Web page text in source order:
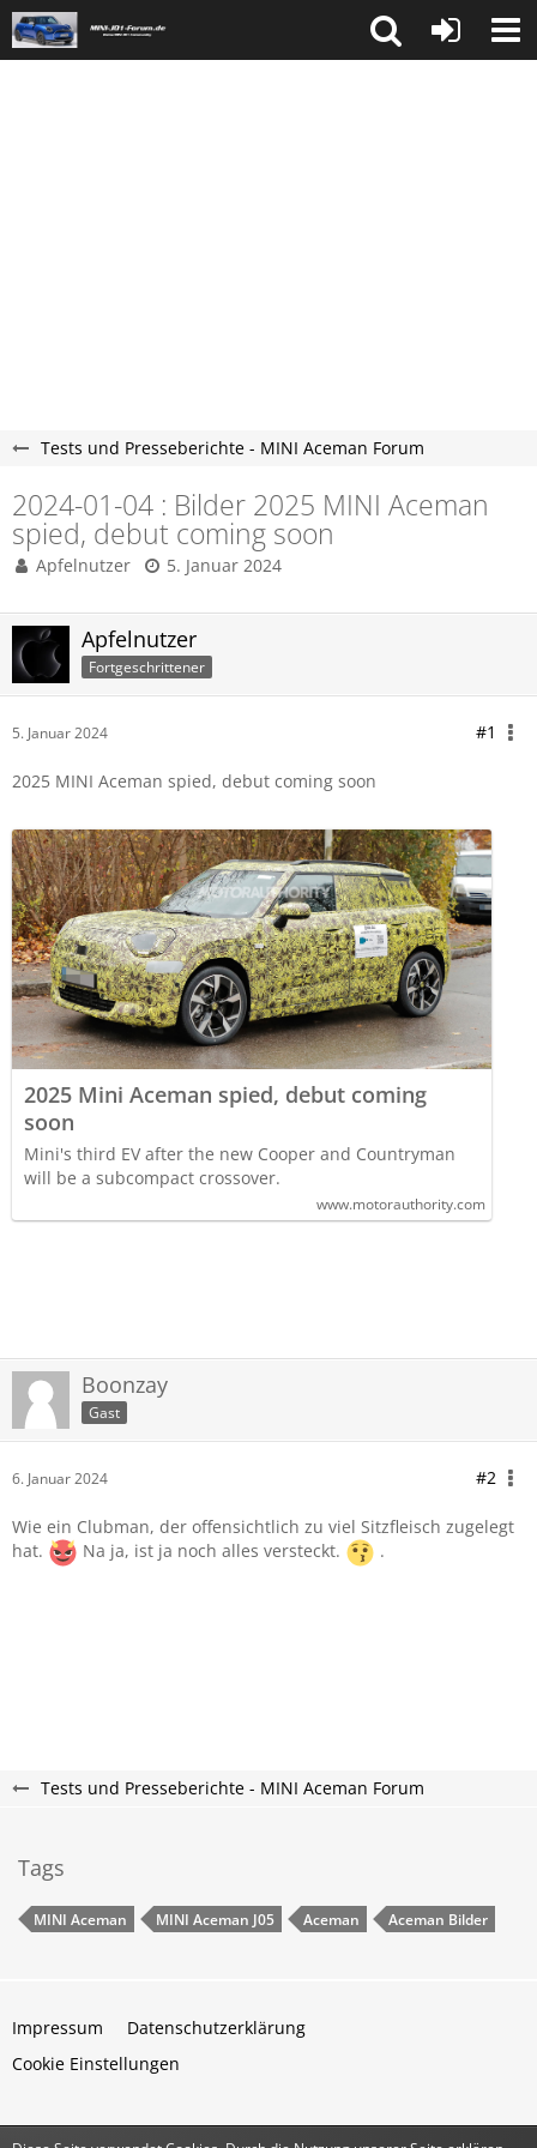
Tests und Presseberichte - MINI Aceman Forum
2024-01-04 : Bilder 2025 MINI Aceman
spied, debut coming soon
Apfelnutzer 5. Januar 2024
Apfelnutzer
Fortgeschrittener
5. Januar 2024 #1
2025 MINI Aceman spied, debut coming soon
2025 Mini Aceman spied, debut coming
soon
Mini's third EV after the new Cooper and Countryman
will be a subcompact crossover.
www.motorauthority.com
Boonzay
Gast
6. Januar 2024 #2
Wie ein Clubman, der offensichtlich zu viel Sitzfleisch zugelegt
hat.
Na ja, ist ja noch alles versteckt. .
Tests und Presseberichte - MINI Aceman Forum
Tags
MINI Aceman MINI Aceman J05 Aceman Aceman Bilder
Impressum
Datenschutzerklärung
Cookie Einstellungen